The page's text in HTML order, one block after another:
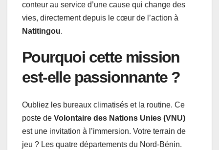
conteur au service d’une cause qui change des
vies, directement depuis le cœur de l’action à
Natitingou.
Pourquoi cette mission
est-elle passionnante ?
Oubliez les bureaux climatisés et la routine. Ce
poste de Volontaire des Nations Unies (VNU)
est une invitation à l’immersion. Votre terrain de
jeu ? Les quatre départements du Nord-Bénin.